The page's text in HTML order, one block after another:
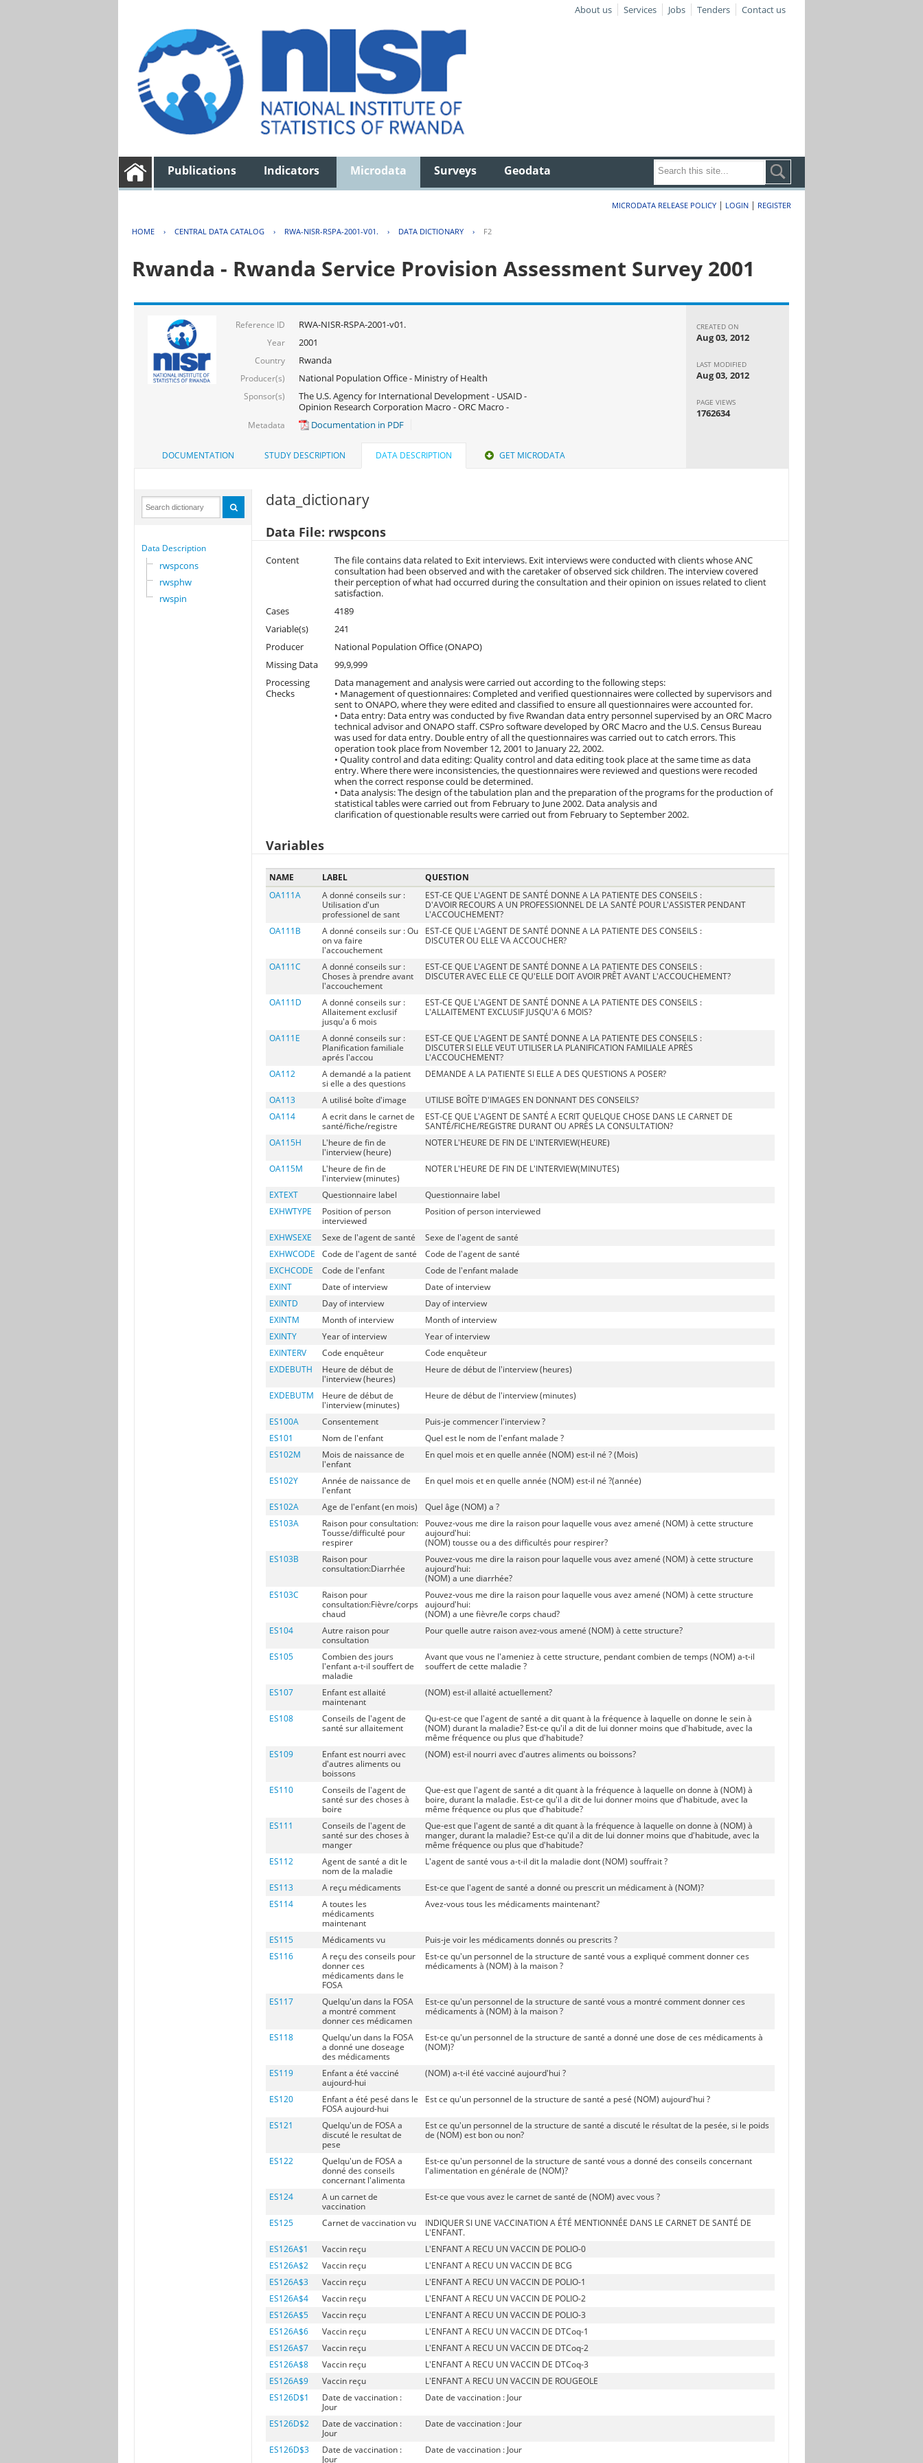
About us Services Jobs Tenders Contact us
Publications Indicators Microdata Surveys Geodata
MICRODATA RELEASE POLICY | LOGIN | REGISTER
HOME › CENTRAL DATA CATALOG › RWA-NISR-RSPA-2001-V01. › DATA DICTIONARY › F2
Rwanda - Rwanda Service Provision Assessment Survey 2001
Reference ID RWA-NISR-RSPA-2001-v01.
Year 2001
Country Rwanda
Producer(s) National Population Office - Ministry of Health
Sponsor(s)
The U.S. Agency for International Development - USAID -
Opinion Research Corporation Macro - ORC Macro -
Metadata Documentation in PDF
CREATED ON
Aug 03, 2012
LAST MODIFIED
Aug 03, 2012
PAGE VIEWS
1762634
DOCUMENTATION STUDY DESCRIPTION DATA DESCRIPTION GET MICRODATA
Data Description
rwspcons
rwsphw
rwspin
data_dictionary
Data File: rwspcons
Content
The file contains data related to Exit interviews. Exit interviews were conducted with clients whose ANC
consultation had been observed and with the caretaker of observed sick children. The interview covered
their perception of what had occurred during the consultation and their opinion on issues related to client
satisfaction.
Cases
4189
Variable(s)
241
Producer
National Population Office (ONAPO)
Missing Data
99,9,999
Processing
Checks
Data management and analysis were carried out according to the following steps:
• Management of questionnaires: Completed and verified questionnaires were collected by supervisors and
sent to ONAPO, where they were edited and classified to ensure all questionnaires were accounted for.
• Data entry: Data entry was conducted by five Rwandan data entry personnel supervised by an ORC Macro
technical advisor and ONAPO staff. CSPro software developed by ORC Macro and the U.S. Census Bureau
was used for data entry. Double entry of all the questionnaires was carried out to catch errors. This
operation took place from November 12, 2001 to January 22, 2002.
• Quality control and data editing: Quality control and data editing took place at the same time as data
entry. Where there were inconsistencies, the questionnaires were reviewed and questions were recoded
when the correct response could be determined.
• Data analysis: The design of the tabulation plan and the preparation of the programs for the production of
statistical tables were carried out from February to June 2002. Data analysis and
clarification of questionable results were carried out from February to September 2002.
Variables
NAME LABEL
QUESTION
OA111A
A donné conseils sur :
Utilisation d'un
professionel de sant
EST-CE QUE L'AGENT DE SANTÉ DONNE A LA PATIENTE DES CONSEILS :
D'AVOIR RECOURS A UN PROFESSIONNEL DE LA SANTÉ POUR L'ASSISTER PENDANT
L'ACCOUCHEMENT?
OA111B
A donné conseils sur : Ou
on va faire
l'accouchement
EST-CE QUE L'AGENT DE SANTÉ DONNE A LA PATIENTE DES CONSEILS :
DISCUTER OU ELLE VA ACCOUCHER?
OA111C
A donné conseils sur :
Choses à prendre avant
l'accouchement
EST-CE QUE L'AGENT DE SANTÉ DONNE A LA PATIENTE DES CONSEILS :
DISCUTER AVEC ELLE CE QU'ELLE DOIT AVOIR PRÊT AVANT L'ACCOUCHEMENT?
OA111D
A donné conseils sur :
Allaitement exclusif
jusqu'a 6 mois
EST-CE QUE L'AGENT DE SANTÉ DONNE A LA PATIENTE DES CONSEILS :
L'ALLAITEMENT EXCLUSIF JUSQU'A 6 MOIS?
OA111E
A donné conseils sur :
Planification familiale
aprés l'accou
EST-CE QUE L'AGENT DE SANTÉ DONNE A LA PATIENTE DES CONSEILS :
DISCUTER SI ELLE VEUT UTILISER LA PLANIFICATION FAMILIALE APRÈS
L'ACCOUCHEMENT?
OA112
A demandé a la patient
si elle a des questions
DEMANDE A LA PATIENTE SI ELLE A DES QUESTIONS A POSER?
OA113 A utilisé boîte d'image
UTILISE BOÎTE D'IMAGES EN DONNANT DES CONSEILS?
OA114
A ecrit dans le carnet de
santé/fiche/registre
EST-CE QUE L'AGENT DE SANTÉ A ECRIT QUELQUE CHOSE DANS LE CARNET DE
SANTÉ/FICHE/REGISTRE DURANT OU APRÈS LA CONSULTATION?
OA115H
L'heure de fin de
l'interview (heure)
NOTER L'HEURE DE FIN DE L'INTERVIEW(HEURE)
OA115M
L'heure de fin de
l'interview (minutes)
NOTER L'HEURE DE FIN DE L'INTERVIEW(MINUTES)
EXTEXT Questionnaire label
Questionnaire label
EXHWTYPE
Position of person
interviewed
Position of person interviewed
EXHWSEXE Sexe de l'agent de santé
Sexe de l'agent de santé
EXHWCODE
Code de l'agent de santé
Code de l'agent de santé
EXCHCODE
Code de l'enfant
Code de l'enfant malade
EXINT
Date of interview
Date of interview
EXINTD
Day of interview
Day of interview
EXINTM
Month of interview
Month of interview
EXINTY
Year of interview
Year of interview
EXINTERV
Code enquêteur
Code enquêteur
EXDEBUTH
Heure de début de
l'interview (heures)
Heure de début de l'interview (heures)
EXDEBUTM
Heure de début de
l'interview (minutes)
Heure de début de l'interview (minutes)
ES100A Consentement
Puis-je commencer l'interview ?
ES101
Nom de l'enfant
Quel est le nom de l'enfant malade ?
ES102M
Mois de naissance de
l'enfant
En quel mois et en quelle année (NOM) est-il né ? (Mois)
ES102Y
Année de naissance de
l'enfant
En quel mois et en quelle année (NOM) est-il né ?(année)
ES102A Age de l'enfant (en mois)
Quel âge (NOM) a ?
ES103A
Raison pour consultation:
Tousse/difficulté pour
respirer
Pouvez-vous me dire la raison pour laquelle vous avez amené (NOM) à cette structure
aujourd'hui:
(NOM) tousse ou a des difficultés pour respirer?
ES103B
Raison pour
consultation:Diarrhée
Pouvez-vous me dire la raison pour laquelle vous avez amené (NOM) à cette structure
aujourd'hui:
(NOM) a une diarrhée?
ES103C
Raison pour
consultation:Fièvre/corps
chaud
Pouvez-vous me dire la raison pour laquelle vous avez amené (NOM) à cette structure
aujourd'hui:
(NOM) a une fièvre/le corps chaud?
ES104
Autre raison pour
consultation
Pour quelle autre raison avez-vous amené (NOM) à cette structure?
ES105
Combien des jours
l'enfant a-t-il souffert de
maladie
Avant que vous ne l'ameniez à cette structure, pendant combien de temps (NOM) a-t-il
souffert de cette maladie ?
ES107
Enfant est allaité
maintenant
(NOM) est-il allaité actuellement?
ES108
Conseils de l'agent de
santé sur allaitement
Qu-est-ce que l'agent de santé a dit quant à la fréquence à laquelle on donne le sein à
(NOM) durant la maladie? Est-ce qu'il a dit de lui donner moins que d'habitude, avec la
même fréquence ou plus que d'habitude?
ES109
Enfant est nourri avec
d'autres aliments ou
boissons
(NOM) est-il nourri avec d'autres aliments ou boissons?
ES110
Conseils de l'agent de
santé sur des choses à
boire
Que-est que l'agent de santé a dit quant à la fréquence à laquelle on donne à (NOM) à
boire, durant la maladie. Est-ce qu'il a dit de lui donner moins que d'habitude, avec la
même fréquence ou plus que d'habitude?
ES111
Conseils de l'agent de
santé sur des choses à
manger
Que-est que l'agent de santé a dit quant à la fréquence à laquelle on donne à (NOM) à
manger, durant la maladie? Est-ce qu'il a dit de lui donner moins que d'habitude, avec la
même fréquence ou plus que d'habitude?
ES112
Agent de santé a dit le
nom de la maladie
L'agent de santé vous a-t-il dit la maladie dont (NOM) souffrait ?
ES113 A reçu médicaments
Est-ce que l'agent de santé a donné ou prescrit un médicament à (NOM)?
ES114
A toutes les
médicaments
maintenant
Avez-vous tous les médicaments maintenant?
ES115 Médicaments vu
Puis-je voir les médicaments donnés ou prescrits ?
ES116
A reçu des conseils pour
donner ces
médicaments dans le
FOSA
Est-ce qu'un personnel de la structure de santé vous a expliqué comment donner ces
médicaments à (NOM) à la maison ?
ES117
Quelqu'un dans la FOSA
a montré comment
donner ces médicamen
Est-ce qu'un personnel de la structure de santé vous a montré comment donner ces
médicaments à (NOM) à la maison ?
ES118
Quelqu'un dans la FOSA
a donné une doseage
des médicaments
Est-ce qu'un personnel de la structure de santé a donné une dose de ces médicaments à
(NOM)?
ES119
Enfant a été vacciné
aujourd-hui
(NOM) a-t-il été vacciné aujourd'hui ?
ES120
Enfant a été pesé dans le
FOSA aujourd-hui
Est ce qu'un personnel de la structure de santé a pesé (NOM) aujourd'hui ?
ES121
Quelqu'un de FOSA a
discuté le resultat de
pese
Est ce qu'un personnel de la structure de santé a discuté le résultat de la pesée, si le poids
de (NOM) est bon ou non?
ES122
Quelqu'un de FOSA a
donné des conseils
concernant l'alimenta
Est-ce qu'un personnel de la structure de santé vous a donné des conseils concernant
l'alimentation en générale de (NOM)?
ES124
A un carnet de
vaccination
Est-ce que vous avez le carnet de santé de (NOM) avec vous ?
ES125 Carnet de vaccination vu
INDIQUER SI UNE VACCINATION A ÉTÉ MENTIONNÉE DANS LE CARNET DE SANTÉ DE
L'ENFANT.
ES126A$1
Vaccin reçu
L'ENFANT A RECU UN VACCIN DE POLIO-0
ES126A$2
Vaccin reçu
L'ENFANT A RECU UN VACCIN DE BCG
ES126A$3
Vaccin reçu
L'ENFANT A RECU UN VACCIN DE POLIO-1
ES126A$4
Vaccin reçu
L'ENFANT A RECU UN VACCIN DE POLIO-2
ES126A$5
Vaccin reçu
L'ENFANT A RECU UN VACCIN DE POLIO-3
ES126A$6
Vaccin reçu
L'ENFANT A RECU UN VACCIN DE DTCoq-1
ES126A$7
Vaccin reçu
L'ENFANT A RECU UN VACCIN DE DTCoq-2
ES126A$8
Vaccin reçu
L'ENFANT A RECU UN VACCIN DE DTCoq-3
ES126A$9
Vaccin reçu
L'ENFANT A RECU UN VACCIN DE ROUGEOLE
ES126D$1
Date de vaccination :
Jour
Date de vaccination : Jour
ES126D$2
Date de vaccination :
Jour
Date de vaccination : Jour
ES126D$3
Date de vaccination :
Jour
Date de vaccination : Jour